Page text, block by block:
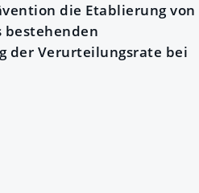
die Etablierung von
bestehenden
der Verurteilungsrate bei